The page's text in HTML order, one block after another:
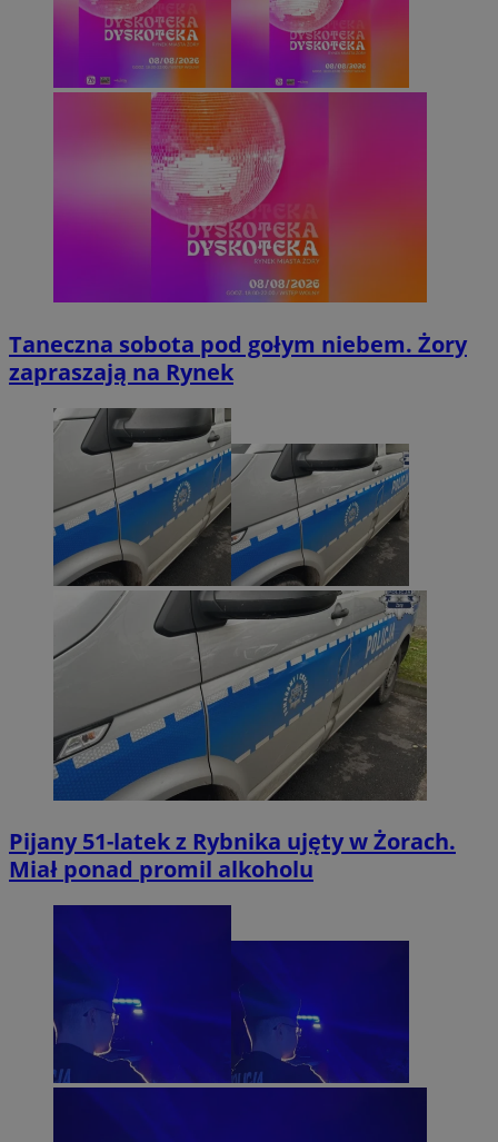
Taneczna sobota pod gołym niebem. Żory
zapraszają na Rynek
Pijany 51-latek z Rybnika ujęty w Żorach.
Miał ponad promil alkoholu